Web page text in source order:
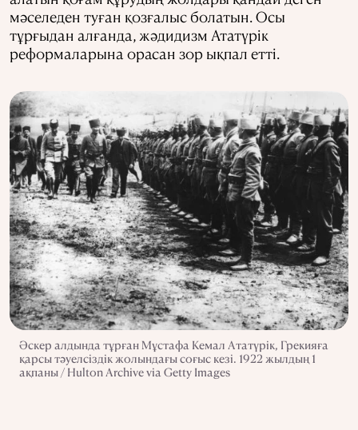
мәселеден туған қозғалыс болатын. Осы
тұрғыдан алғанда, жәдидизм Ататүрік
реформаларына орасан зор ықпал етті.
Әскер алдында тұрған Мұстафа Кемал Ататүрік, Грекияға
қарсы тәуелсіздік жолындағы соғыс кезі. 1922 жылдың 1
ақпаны / Hulton Archive via Getty Images